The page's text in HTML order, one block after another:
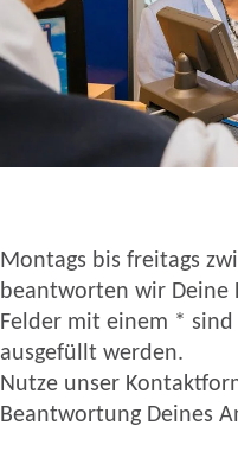
Montags bis freitags
beantworten wir Deine
Felder mit einem *
ausgefüllt werden.
Nutze unser
Beantwortung Deines